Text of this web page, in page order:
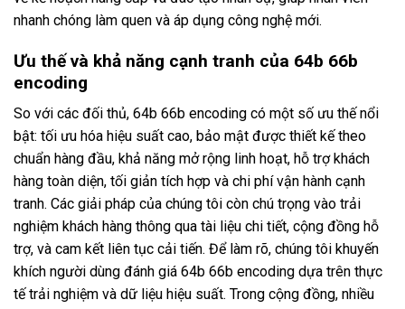
nhanh chóng làm quen và áp dụng công nghệ mới.
Ưu thế và khả năng cạnh tranh của 64b 66b
encoding
So với các đối thủ, 64b 66b encoding có một số ưu thế nổi
bật: tối ưu hóa hiệu suất cao, bảo mật được thiết kế theo
chuẩn hàng đầu, khả năng mở rộng linh hoạt, hỗ trợ khách
hàng toàn diện, tối giản tích hợp và chi phí vận hành cạnh
tranh. Các giải pháp của chúng tôi còn chú trọng vào trải
nghiệm khách hàng thông qua tài liệu chi tiết, cộng đồng hỗ
trợ, và cam kết liên tục cải tiến. Để làm rõ, chúng tôi khuyến
khích người dùng đánh giá 64b 66b encoding dựa trên thực
tế trải nghiệm và dữ liệu hiệu suất. Trong cộng đồng, nhiều